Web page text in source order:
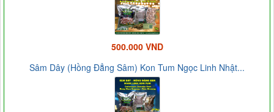
500.000 VND
Sâm Dây (Hồng Đẳng Sâm) Kon Tum Ngọc Linh Nhật...